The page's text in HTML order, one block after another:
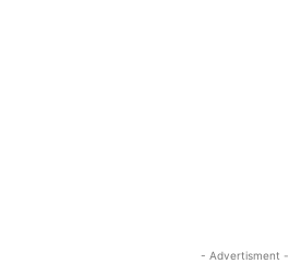
- Advertisment -